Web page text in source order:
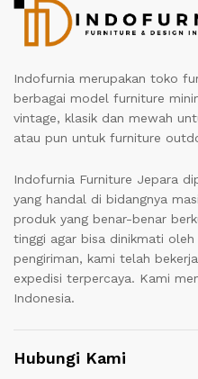
Indofurnia merupakan toko
berbagai model furniture
vintage, klasik dan mewah
atau pun untuk furniture
Indofurnia Furniture Jepara
yang handal di bidangnya
produk yang benar-benar
tinggi agar bisa dinikmati
pengiriman, kami telah
expedisi terpercaya. Kami
Indonesia.
Hubungi Kami